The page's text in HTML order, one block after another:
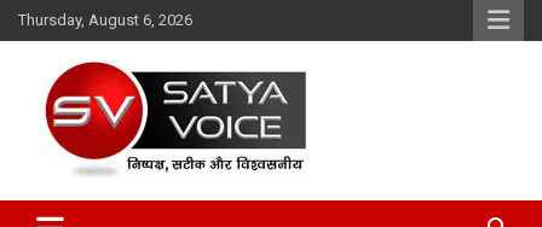
Skip
to
Thursday, August 6, 2026
Satya Voice